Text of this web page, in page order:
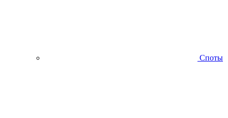
Споты